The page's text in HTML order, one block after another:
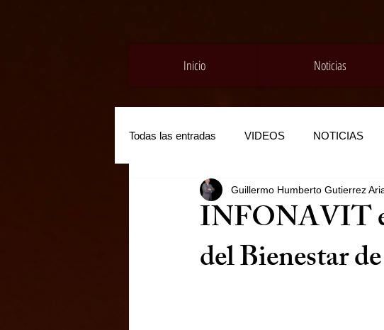
Inicio Noticias
Todas las entradas VIDEOS NOTICIAS
INFONAVIT
del Bienestar
Guillermo Humberto Gutierrez